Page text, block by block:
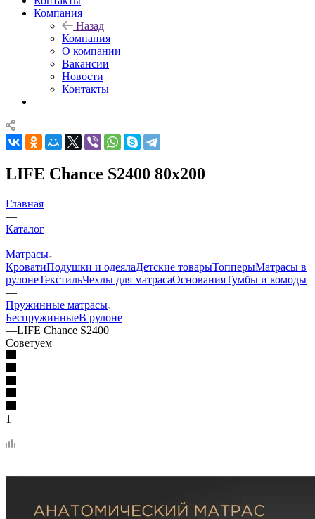
Компания
Назад
Компания
О компании
Вакансии
Новости
Контакты
LIFE Chance S2400 80x200
Главная
—
Каталог
—
Матрасы
КроватиПодушки и одеялаДетские товарыТопперыМатрасы в
рулонеТекстильЧехлы для матрасаОснованияТумбы и комоды
—
Пружинные матрасы
БеспружинныеВ рулоне
—LIFE Chance S2400
Советуем
1